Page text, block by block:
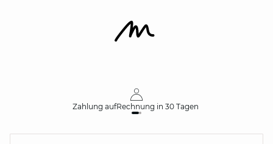
Zahlung aufRechnung in 30 Tagen